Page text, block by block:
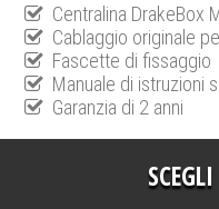
Centralina DrakeBox
Cablaggio originale
Fascette di fissaggio
Manuale di istruzioni
Garanzia di 2 anni